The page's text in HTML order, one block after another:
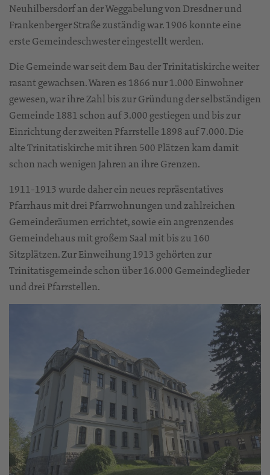
Neuhilbersdorf an der Weggabelung von Dresdner und
Frankenberger Straße zuständig war. 1906 konnte eine
erste Gemeindeschwester eingestellt werden.
Die Gemeinde war seit dem Bau der Trinitatiskirche weiter
rasant gewachsen. Waren es 1866 nur 1.000 Einwohner
gewesen, war ihre Zahl bis zur Gründung der selbständigen
Gemeinde 1881 schon auf 3.000 gestiegen und bis zur
Einrichtung der zweiten Pfarrstelle 1898 auf 7.000. Die
alte Trinitatiskirche mit ihren 500 Plätzen kam damit
schon nach wenigen Jahren an ihre Grenzen.
1911-1913 wurde daher ein neues repräsentatives
Pfarrhaus mit drei Pfarrwohnungen und zahlreichen
Gemeinderäumen errichtet, sowie ein angrenzendes
Gemeindehaus mit großem Saal mit bis zu 160
Sitzplätzen. Zur Einweihung 1913 gehörten zur
Trinitatisgemeinde schon über 16.000 Gemeindeglieder
und drei Pfarrstellen.